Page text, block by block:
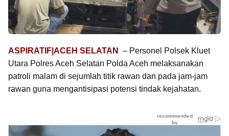
ASPIRATIF|ACEH SELATAN
– Personel Polsek Kluet
Utara Polres Aceh Selatan Polda Aceh melaksanakan
patroli malam di sejumlah titik rawan dan pada jam-jam
rawan guna mengantisipasi potensi tindak kejahatan.